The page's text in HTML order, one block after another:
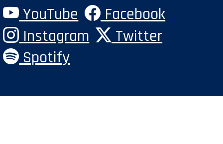
YouTube
Facebook
Instagram
Twitter
Spotify